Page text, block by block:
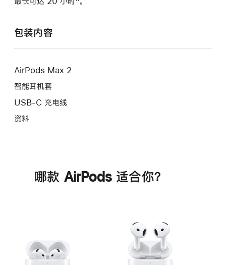
包装内容
AirPods Max 2
智能耳机套
USB-C 充电线
资料
哪款 AirPods 适合你？